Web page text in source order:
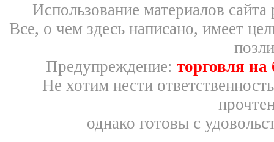
Использование материалов
Все, о чем здесь написано, имеет
Предупреждение:торговля
Не хотим нести
однако готовы с